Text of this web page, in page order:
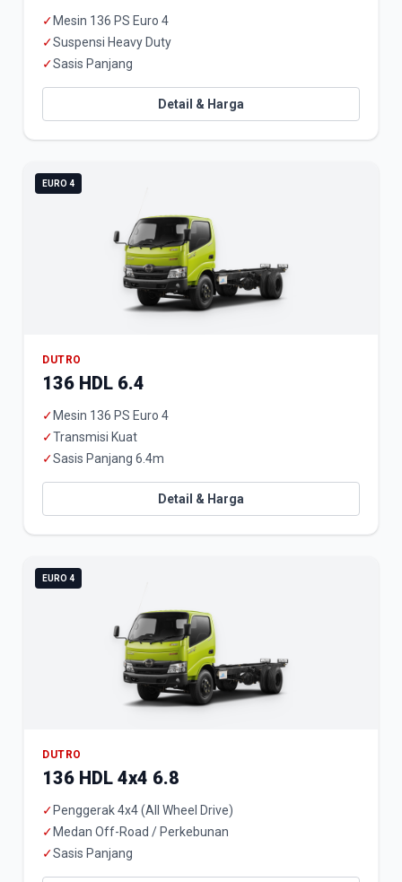
✓ Mesin 136 PS Euro 4
✓Suspensi Heavy Duty
✓Sasis Panjang
Detail & Harga
EURO 4
DUTRO
136 HDL 6.4
✓ Mesin 136 PS Euro 4
✓Transmisi Kuat
✓Sasis Panjang 6.4m
Detail & Harga
EURO 4
DUTRO
136 HDL 4x4 6.8
✓ Penggerak 4x4 (All Wheel Drive)
✓ Medan Off-Road / Perkebunan
✓Sasis Panjang